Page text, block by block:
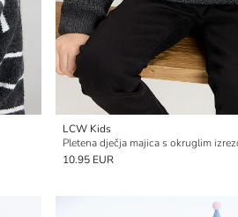
LCW Kids
Pletena dječja majica s okruglim
10.95 EUR